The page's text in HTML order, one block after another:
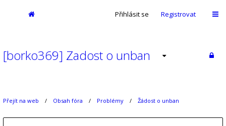
Přihlásit se Registrovat
[borko369] Zadost o unban
Přejít na web Obsah fóra Problémy Žádost o unban